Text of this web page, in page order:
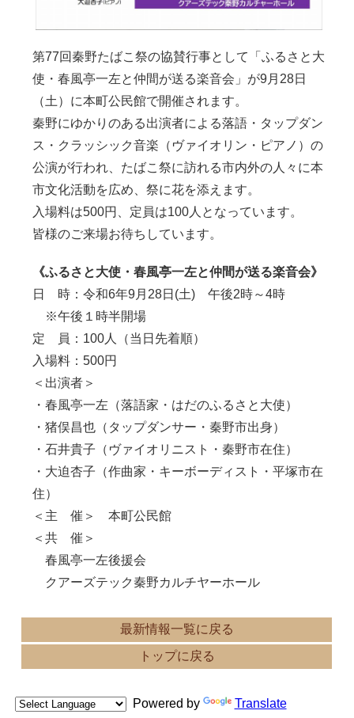
第77回秦野たばこ祭の協賛行事として「ふるさと大
使・春風亭一左と仲間が送る楽音会」が9月28日
（土）に本町公民館で開催されます。
秦野にゆかりのある出演者による落語・タップダン
ス・クラッシック音楽（ヴァイオリン・ピアノ）の
公演が行われ、たばこ祭に訪れる市内外の人々に本
市文化活動を広め、祭に花を添えます。
入場料は500円、定員は100人となっています。
皆様のご来場お待ちしています。
《ふるさと大使・春風亭一左と仲間が送る楽音会》
日 時：令和6年9月28日(土) 午後2時～4時
※午後１時半開場
定 員：100人（当日先着順）
入場料：500円
＜出演者＞
・春風亭一左（落語家・はだのふるさと大使）
・猪俣昌也（タップダンサー・秦野市出身）
・石井貴子（ヴァイオリニスト・秦野市在住）
・大迫杏子（作曲家・キーボーディスト・平塚市在
住）
＜主 催＞ 本町公民館
＜共 催＞
春風亭一左後援会
クアーズテック秦野カルチヤーホール
最新情報一覧に戻る
トップに戻る
Powered by Translate